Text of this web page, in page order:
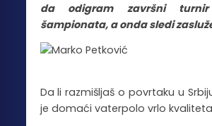
da odigram završni turnir
šampionata, a onda sledi
Da li razmišljaš o povrtaku u
je domaći vaterpolo vrlo